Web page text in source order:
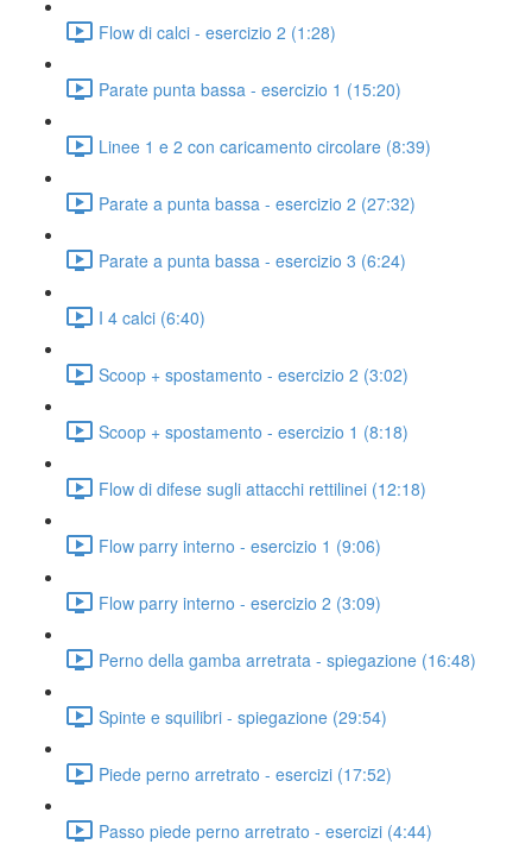
Flow di calci - esercizio 2 (1:28)
Parate punta bassa - esercizio 1 (15:20)
Linee 1 e 2 con caricamento circolare (8:39)
Parate a punta bassa - esercizio 2 (27:32)
Parate a punta bassa - esercizio 3 (6:24)
I 4 calci (6:40)
Scoop + spostamento - esercizio 2 (3:02)
Scoop + spostamento - esercizio 1 (8:18)
Flow di difese sugli attacchi rettilinei (12:18)
Flow parry interno - esercizio 1 (9:06)
Flow parry interno - esercizio 2 (3:09)
Perno della gamba arretrata - spiegazione (16:48)
Spinte e squilibri - spiegazione (29:54)
Piede perno arretrato - esercizi (17:52)
Passo piede perno arretrato - esercizi (4:44)